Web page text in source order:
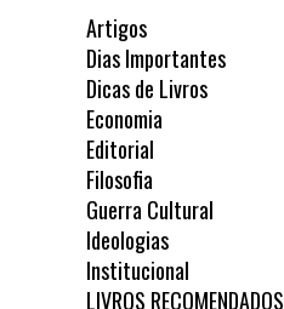
Artigos
Dias Importantes
Dicas de Livros
Economia
Editorial
Filosofia
Guerra Cultural
Ideologias
Institucional
LIVROS RECOMENDADOS